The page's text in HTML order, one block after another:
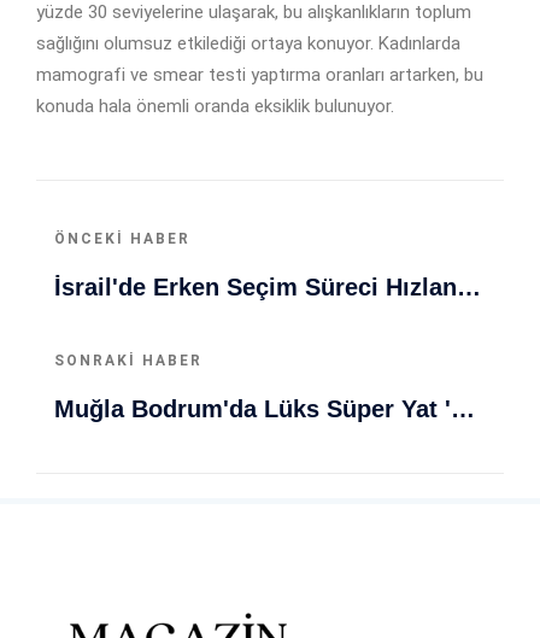
yüzde 30 seviyelerine ulaşarak, bu alışkanlıkların toplum
sağlığını olumsuz etkilediği ortaya konuyor. Kadınlarda
mamografi ve smear testi yaptırma oranları artarken, bu
konuda hala önemli oranda eksiklik bulunuyor.
ÖNCEKI HABER
İsrail'de Erken Seçim Süreci Hızlanıyor: Parlamento Feshi Onaylandı
SONRAKI HABER
Muğla Bodrum'da Lüks Süper Yat 'Golden Odyssey' Demirledi